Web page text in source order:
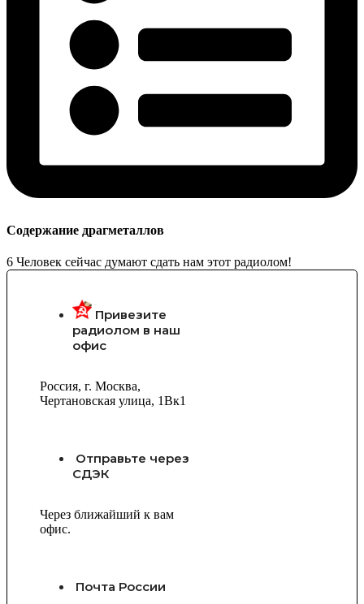
Содержание драгметаллов
6 Человек сейчас думают сдать нам этот радиолом!
Привезите
радиолом в наш
офис
Россия, г. Москва,
Чертановская улица, 1Вк1
Отправьте через
СДЭК
Через ближайший к вам
офис.
Почта России